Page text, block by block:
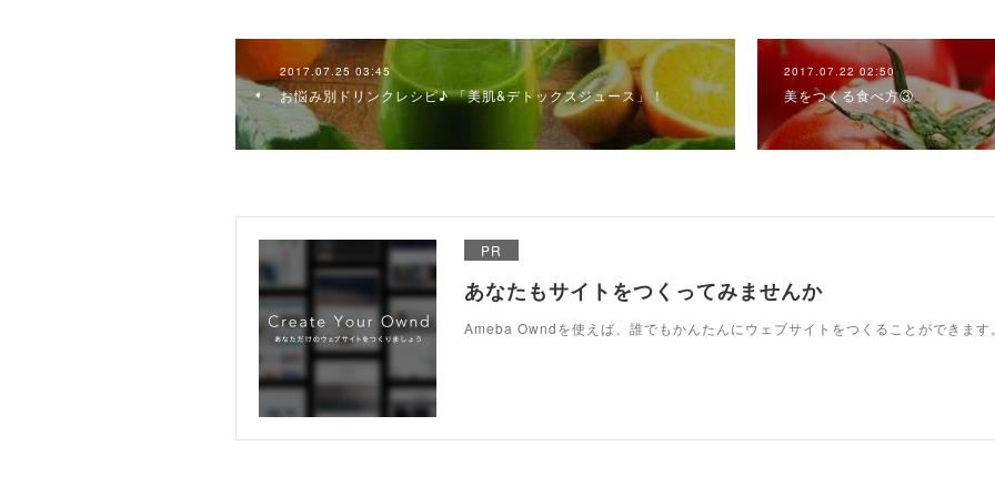
2017.07.25 03:45
お悩み別ドリンクレシピ♪ 「美肌&デトックスジュース」！
2017.07.22 02:50
美をつくる食べ方③
PR
あなたもサイトをつくってみませんか
Ameba Owndを使えば、誰でもかんたんにウェブサイトをつくることができます